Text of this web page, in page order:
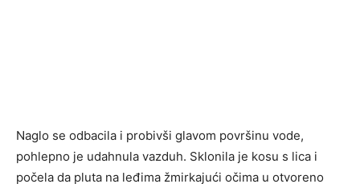
Naglo se odbacila i probivši glavom površinu vode,
pohlepno je udahnula vazduh. Sklonila je kosu s lica i
počela da pluta na leđima žmirkajući očima u otvoreno